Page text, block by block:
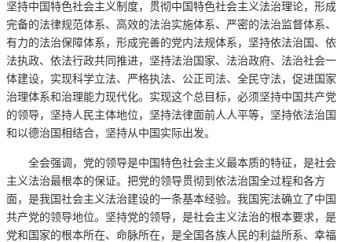
坚持中国特色社会主义制度，贯彻中国特色社会主义法治理论，形成
完备的法律规范体系、高效的法治实施体系、严密的法治监督体系、
有力的法治保障体系，形成完善的党内法规体系，坚持依法治国、依
法执政、依法行政共同推进，坚持法治国家、法治政府、法治社会一
体建设，实现科学立法、严格执法、公正司法、全民守法，促进国家
治理体系和治理能力现代化。实现这个总目标，必须坚持中国共产党
的领导，坚持人民主体地位，坚持法律面前人人平等，坚持依法治国
和以德治国相结合，坚持从中国实际出发。
全会强调，党的领导是中国特色社会主义最本质的特征，是社会
主义法治最根本的保证。把党的领导贯彻到依法治国全过程和各方
面，是我国社会主义法治建设的一条基本经验。我国宪法确立了中国
共产党的领导地位。坚持党的领导，是社会主义法治的根本要求，是
党和国家的根本所在、命脉所在，是全国各族人民的利益所系、幸福